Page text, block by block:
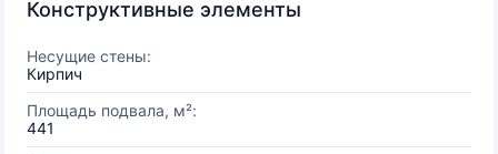
Конструктивные элементы
Несущие стены:
Кирпич
Площадь подвала, м²:
441